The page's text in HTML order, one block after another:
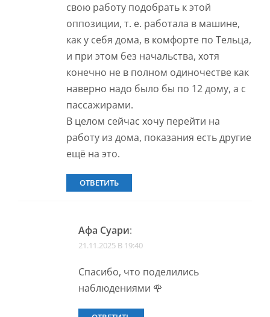
свою работу подобрать к этой
оппозиции, т. е. работала в машине,
как у себя дома, в комфорте по Тельца,
и при этом без начальства, хотя
конечно не в полном одиночестве как
наверно надо было бы по 12 дому, а с
пассажирами.
В целом сейчас хочу перейти на
работу из дома, показания есть другие
ещё на это.
ОТВЕТИТЬ
Афа Суари:
21.11.2025 В 19:40
Спасибо, что поделились
наблюдениями 🌹